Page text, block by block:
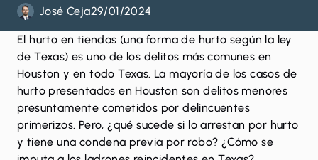
José Ceja29/01/2024
El hurto en tiendas (una forma de hurto según la ley
de Texas) es uno de los delitos más comunes en
Houston y en todo Texas. La mayoría de los casos de
hurto presentados en Houston son delitos menores
presuntamente cometidos por delincuentes
primerizos. Pero, ¿qué sucede si lo arrestan por hurto
y tiene una condena previa por robo? ¿Cómo se